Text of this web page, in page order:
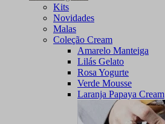
Kits
Novidades
Malas
Coleção Cream
Amarelo Manteiga
Lilás Gelato
Rosa Yogurte
Verde Mousse
Laranja Papaya Cream